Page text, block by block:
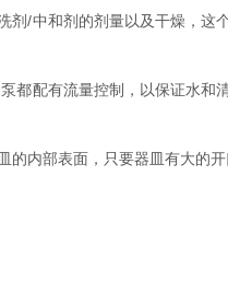
/中和剂的剂量以及干燥，这
都配有流量控制，以保证水和
内部表面，只要器皿有大的开